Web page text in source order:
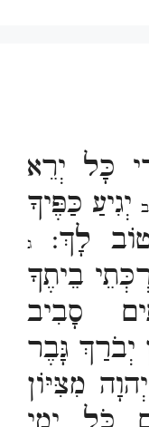
כָּל יְרֵא
ביְגִיעַ כַּפֶּיךָ
לָךְ:
ג
בֵיתֶךָ
סָבִיב
יְבֹרַךְ גָּבֶר
מִצִּיּוֹן